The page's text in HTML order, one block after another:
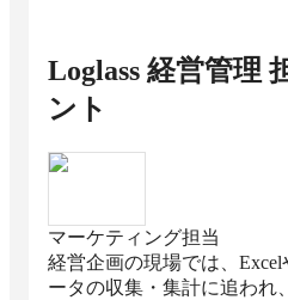
Loglass 経営管理
ント
マーケティング担当
経営企画の現場では、
ータの収集・集計に追われ